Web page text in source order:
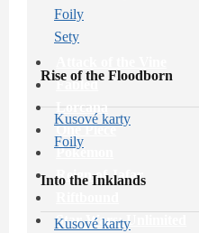
Fabled
Lorcana
One Piece
Pokémon
Reign of Jafar
Star Wars: Unlimited
Foily
Sety
Rise of the Floodborn
Kusové karty
Foily
Into the Inklands
Kusové karty